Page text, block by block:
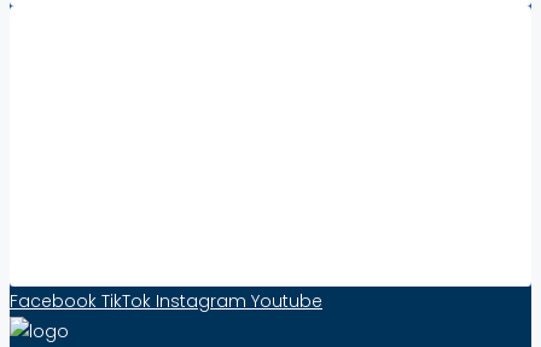
Facebook TikTok Instagram Youtube